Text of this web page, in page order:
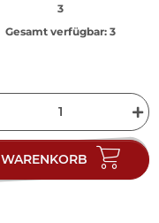
3
Gesamt verfügbar:3
WARENKORB